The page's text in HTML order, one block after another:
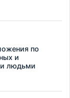
по
и
людьми